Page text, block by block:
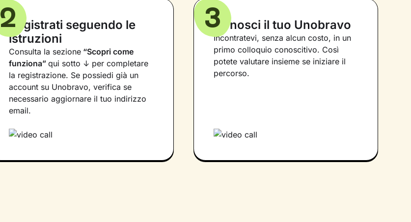
Registrati seguendo le
istruzioni
Consulta la sezione“Scopri come
funziona” qui sotto ↓ per completare
la registrazione. Se possiedi già un
account su Unobravo, verifica se
necessario aggiornare il tuo indirizzo
email.
2 Conosci il tuo Unobravo
Incontratevi, senza alcun costo, in un
primo colloquio conoscitivo. Così
potete valutare insieme se iniziare il
percorso.
3